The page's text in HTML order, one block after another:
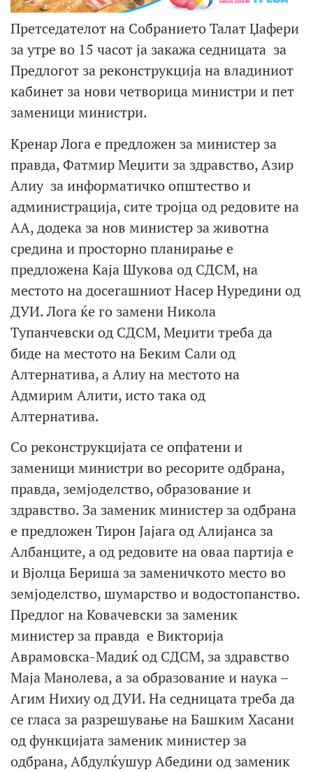
Претседателот на Собранието Талат Џафери
за утре во 15 часот ја закажа седницата за
Предлогот за реконструкција на владиниот
кабинет за нови четворица министри и пет
заменици министри.
Кренар Лога е предложен за министер за
правда, Фатмир Меџити за здравство, Азир
Алиу за информатичко општество и
администрација, сите тројца од редовите на
АА, додека за нов министер за животна
средина и просторно планирање е
предложена Каја Шукова од СДСМ, на
местото на досегашниот Насер Нуредини од
ДУИ. Лога ќе го замени Никола
Тупанчевски од СДСМ, Меџити треба да
биде на местото на Беким Сали од
Алтернатива, а Алиу на местото на
Адмирим Алити, исто така од
Алтернатива.
Со реконструкцијата се опфатени и
заменици министри во ресорите одбрана,
правда, земјоделство, образование и
здравство. За заменик министер за одбрана
е предложен Тирон Јајага од Алијанса за
Албанците, а од редовите на оваа партија е
и Вјолца Бериша за заменичкото место во
земјоделство, шумарство и водостопанство.
Предлог на Ковачевски за заменик
министер за правда е Викторија
Аврамовска-Мадиќ од СДСМ, за здравство
Маја Манолева, а за образование и наука –
Агим Нихиу од ДУИ. На седницата треба да
се гласа за разрешување на Башким Хасани
од функцијата заменик министер за
одбрана, Абдулќушур Абедини од заменик